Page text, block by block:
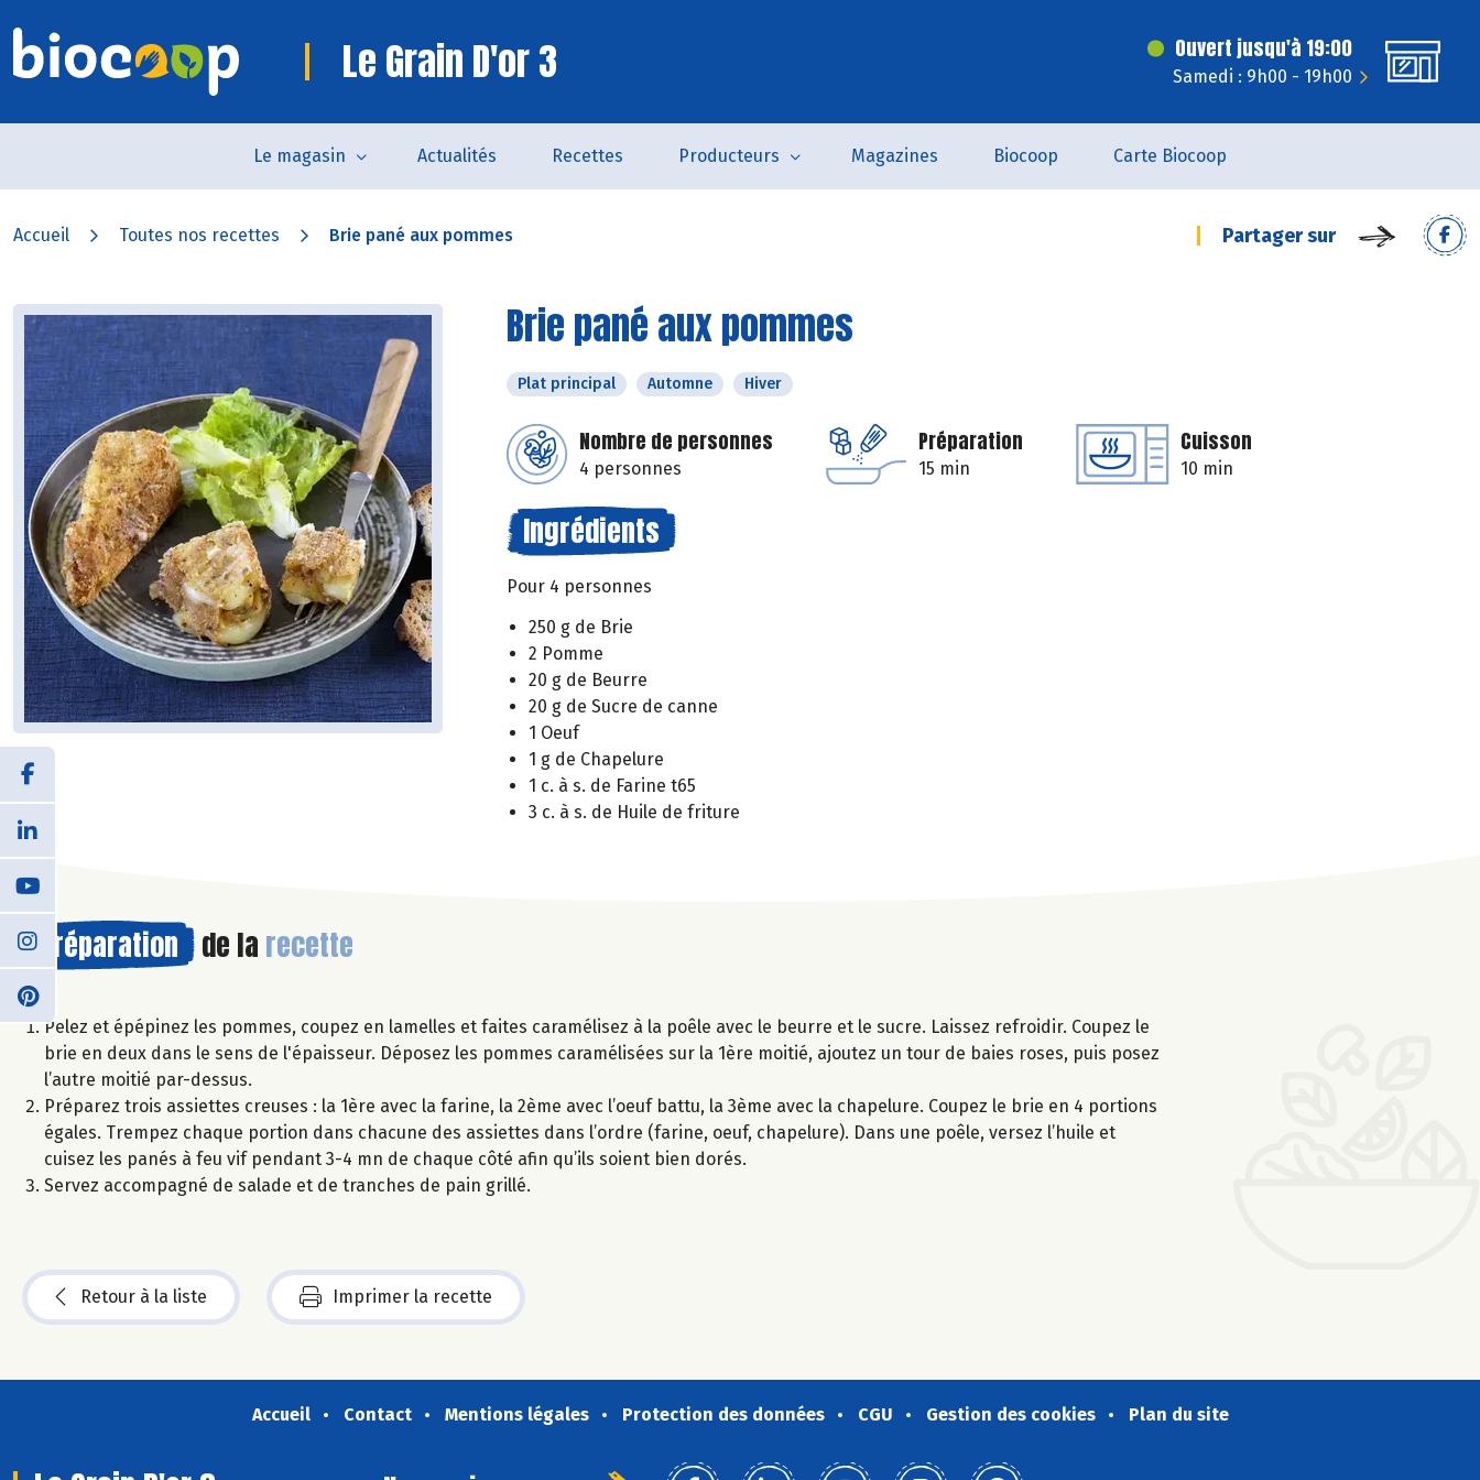
Le Grain D'or 3 Ouvert jusqu'à 19:00
Samedi : 9h00 - 19h00
Le magasin Actualités Recettes Producteurs Magazines Biocoop Carte Biocoop
Accueil Toutes nos recettes Brie pané aux pommes Partager sur
Brie pané aux pommes
Plat principal Automne Hiver
Nombre de personnes
4 personnes
Préparation
15 min
Cuisson
10 min
Ingrédients
Pour 4 personnes
250 g de Brie
2 Pomme
20 g de Beurre
20 g de Sucre de canne
1 Oeuf
1 g de Chapelure
1 c. à s. de Farine t65
3 c. à s. de Huile de friture
Préparation de la recette
Pelez et épépinez les pommes, coupez en lamelles et faites caramélisez à la poêle avec le beurre et le sucre. Laissez refroidir. Coupez le
brie en deux dans le sens de l'épaisseur. Déposez les pommes caramélisées sur la 1ère moitié, ajoutez un tour de baies roses, puis posez
l’autre moitié par-dessus.
Préparez trois assiettes creuses : la 1ère avec la farine, la 2ème avec l’oeuf battu, la 3ème avec la chapelure. Coupez le brie en 4 portions
égales. Trempez chaque portion dans chacune des assiettes dans l’ordre (farine, oeuf, chapelure). Dans une poêle, versez l’huile et
cuisez les panés à feu vif pendant 3-4 mn de chaque côté afin qu’ils soient bien dorés.
Servez accompagné de salade et de tranches de pain grillé.
Retour à la liste Imprimer la recette
Accueil Contact Mentions légales Protection des données CGU Gestion des cookies Plan du site